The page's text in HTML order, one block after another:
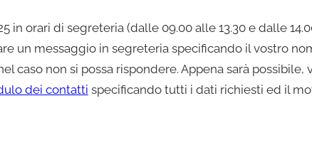
in orari di segreteria (dalle 09.00 alle 13.30 e dalle
un messaggio in segreteria specificando il vostro
caso non si possa rispondere. Appena sarà possibile,
dei contatti specificando tutti i dati richiesti ed il